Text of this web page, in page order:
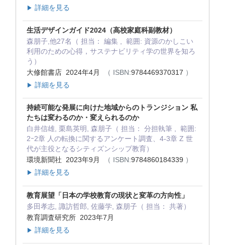
▶ 詳細を見る
生活デザインガイド2024（高校家庭科副教材）
森朋子,他27名（ 担当： 編集 , 範囲: 資源のかしこい
利用のための心得，サステナビリティ学の世界を知ろ
う）
大修館書店 2024年4月
（ ISBN:9784469370317 ）
▶ 詳細を見る
持続可能な発展に向けた地域からのトランジション 私
たちは変わるのか・変えられるのか
白井信雄, 栗島英明, 森朋子（ 担当： 分担執筆 , 範囲:
2ｰ2章 人の転換に関するアンケート調査、4-3章 Z 世
代が主役となるシティズンシップ教育）
環境新聞社 2023年9月
（ ISBN:9784860184339 ）
▶ 詳細を見る
教育展望「日本の学校教育の現状と変革の方向性」
多田孝志, 諏訪哲郎, 佐藤学, 森朋子（ 担当： 共著）
教育調査研究所 2023年7月
▶ 詳細を見る